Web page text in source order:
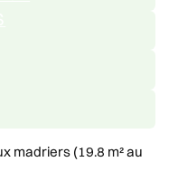
madriers (19.8 m² au